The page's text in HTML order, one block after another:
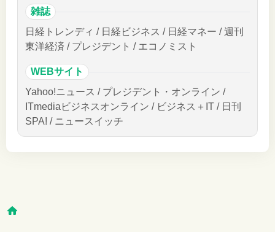
雑誌
日経トレンディ / 日経ビジネス / 日経マネー / 週刊
東洋経済 / プレジデント / エコノミスト
WEBサイト
Yahoo!ニュース / プレジデント・オンライン /
ITmediaビジネスオンライン / ビジネス＋IT / 日刊
SPA! / ニュースイッチ